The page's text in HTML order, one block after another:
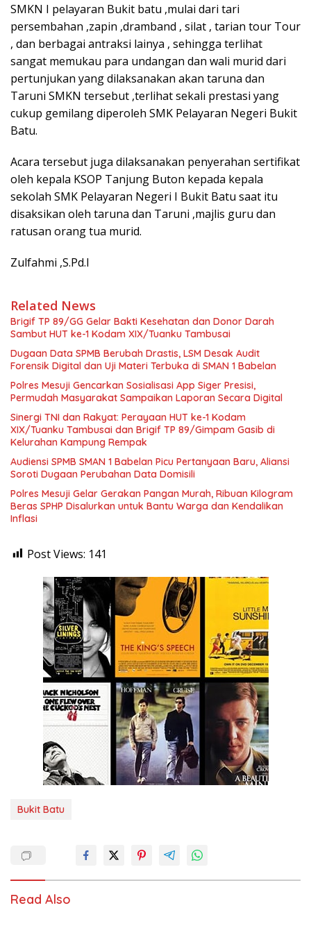
SMKN I pelayaran Bukit batu ,mulai dari tari
persembahan ,zapin ,dramband , silat , tarian tour Tour
, dan berbagai antraksi lainya , sehingga terlihat
sangat memukau para undangan dan wali murid dari
pertunjukan yang dilaksanakan akan taruna dan
Taruni SMKN tersebut ,terlihat sekali prestasi yang
cukup gemilang diperoleh SMK Pelayaran Negeri Bukit
Batu.
Acara tersebut juga dilaksanakan penyerahan sertifikat
oleh kepala KSOP Tanjung Buton kepada kepala
sekolah SMK Pelayaran Negeri I Bukit Batu saat itu
disaksikan oleh taruna dan Taruni ,majlis guru dan
ratusan orang tua murid.
Zulfahmi ,S.Pd.I
Related News
Brigif TP 89/GG Gelar Bakti Kesehatan dan Donor Darah
Sambut HUT ke-1 Kodam XIX/Tuanku Tambusai
Dugaan Data SPMB Berubah Drastis, LSM Desak Audit
Forensik Digital dan Uji Materi Terbuka di SMAN 1 Babelan
Polres Mesuji Gencarkan Sosialisasi App Siger Presisi,
Permudah Masyarakat Sampaikan Laporan Secara Digital
Sinergi TNI dan Rakyat: Perayaan HUT ke-1 Kodam
XIX/Tuanku Tambusai dan Brigif TP 89/Gimpam Gasib di
Kelurahan Kampung Rempak
Audiensi SPMB SMAN 1 Babelan Picu Pertanyaan Baru, Aliansi
Soroti Dugaan Perubahan Data Domisili
Polres Mesuji Gelar Gerakan Pangan Murah, Ribuan Kilogram
Beras SPHP Disalurkan untuk Bantu Warga dan Kendalikan
Inflasi
Post Views: 141
Bukit Batu
Read Also